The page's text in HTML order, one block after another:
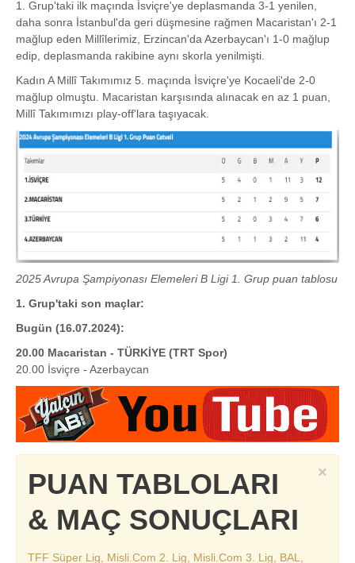
1. Grup'taki ilk maçında İsviçre'ye deplasmanda 3-1 yenilen,
daha sonra İstanbul'da geri düşmesine rağmen Macaristan'ı 2-1
mağlup eden Millîlerimiz, Erzincan'da Azerbaycan'ı 1-0 mağlup
edip, deplasmanda rakibine aynı skorla yenilmişti.
Kadın A Millî Takımımız 5. maçında İsviçre'ye Kocaeli'de 2-0
mağlup olmuştu. Macaristan karşısında alınacak en az 1 puan,
Millî Takımımızı play-off'lara taşıyacak.
2025 Avrupa Şampiyonası Elemeleri B Ligi 1. Grup puan tablosu
1. Grup'taki son maçlar:
Bugün (16.07.2024):
20.00 Macaristan - TÜRKİYE (TRT Spor)
20.00 İsviçre - Azerbaycan
×
PUAN TABLOLARI
& MAÇ SONUÇLARI
TFF Süper Lig, Misli.Com 2. Lig, Misli.Com 3. Lig, BAL,